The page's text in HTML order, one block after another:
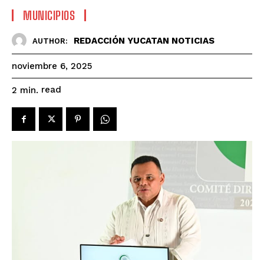
MUNICIPIOS
AUTHOR: REDACCIÓN YUCATAN NOTICIAS
noviembre 6, 2025
2 min. read